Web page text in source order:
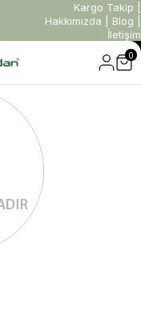
Kargo Takip
Hakkımızda
Blog
İletişim
0